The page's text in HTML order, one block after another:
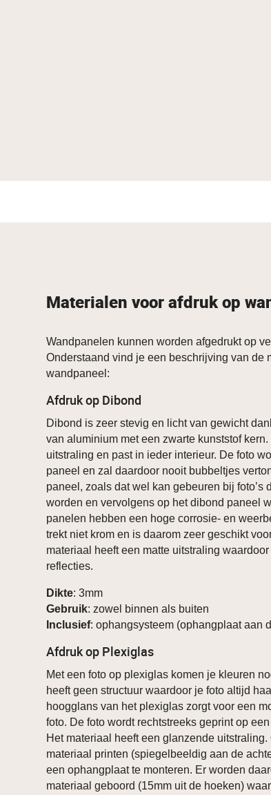
Materialen voor afdruk op
Wandpanelen kunnen worden afgedrukt op
Onderstaand vind je een beschrijving van de
wandpaneel:
Afdruk op Dibond
Dibond is zeer stevig en licht van gewicht
van aluminium met een zwarte kunststof
uitstraling en past in ieder interieur. De foto
paneel en zal daardoor nooit bubbeltjes
paneel, zoals dat wel kan gebeuren bij foto’s
worden en vervolgens op het dibond paneel
panelen hebben een hoge corrosie- en
trekt niet krom en is daarom zeer geschikt
materiaal heeft een matte uitstraling
reflecties.
Dikte: 3mm
Gebruik: zowel binnen als buiten
Inclusief: ophangsysteem (ophangplaat aan
Afdruk op Plexiglas
Met een foto op plexiglas komen je kleuren
heeft geen structuur waardoor je foto altijd
hoogglans van het plexiglas zorgt voor een
foto. De foto wordt rechtstreeks geprint op
Het materiaal heeft een glanzende
materiaal printen (spiegelbeeldig aan de
een ophangplaat te monteren. Er worden
materiaal geboord (15mm uit de hoeken)